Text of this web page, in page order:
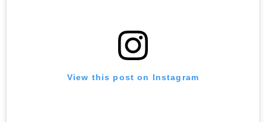
View this post on Instagram